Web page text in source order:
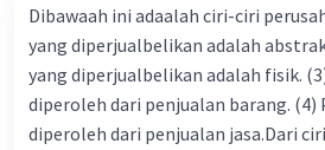
Dibawaah ini adaalah ciri-ciri
yang diperjualbelikan adalah
yang diperjualbelikan adalah fisik.
diperoleh dari penjualan barang. (4)
diperoleh dari penjualan jasa.Dari